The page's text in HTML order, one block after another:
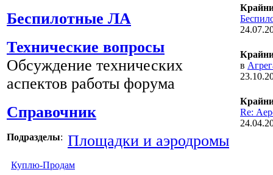
Беспилотные ЛА
Технические вопросы
Обсуждение технических
аспектов работы форума
в
Справочник
Re:
Подразделы: Площадки и аэродромы
Куплю-Продам